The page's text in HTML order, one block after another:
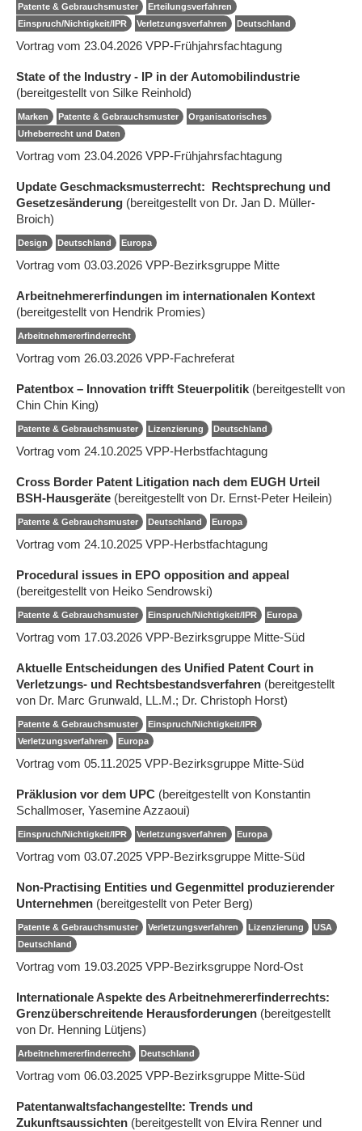
Patente & Gebrauchsmuster
Erteilungsverfahren
Einspruch/Nichtigkeit/IPR
Verletzungsverfahren Deutschland
Vortrag vom 23.04.2026 VPP-Frühjahrsfachtagung
State of the Industry - IP in der Automobilindustrie
(bereitgestellt von Silke Reinhold)
Marken Patente & Gebrauchsmuster
Organisatorisches
Urheberrecht und Daten
Vortrag vom 23.04.2026 VPP-Frühjahrsfachtagung
Update Geschmacksmusterrecht: Rechtsprechung und
Gesetzesänderung (bereitgestellt von Dr. Jan D. Müller-
Broich)
Design Deutschland Europa
Vortrag vom 03.03.2026 VPP-Bezirksgruppe Mitte
Arbeitnehmererfindungen im internationalen Kontext
(bereitgestellt von Hendrik Promies)
Arbeitnehmererfinderrecht
Vortrag vom 26.03.2026 VPP-Fachreferat
Patentbox – Innovation trifft Steuerpolitik (bereitgestellt von
Chin Chin King)
Patente & Gebrauchsmuster Lizenzierung Deutschland
Vortrag vom 24.10.2025 VPP-Herbstfachtagung
Cross Border Patent Litigation nach dem EUGH Urteil
BSH-Hausgeräte (bereitgestellt von Dr. Ernst-Peter Heilein)
Patente & Gebrauchsmuster Deutschland Europa
Vortrag vom 24.10.2025 VPP-Herbstfachtagung
Procedural issues in EPO opposition and appeal
(bereitgestellt von Heiko Sendrowski)
Patente & Gebrauchsmuster Einspruch/Nichtigkeit/IPR Europa
Vortrag vom 17.03.2026 VPP-Bezirksgruppe Mitte-Süd
Aktuelle Entscheidungen des Unified Patent Court in
Verletzungs- und Rechtsbestandsverfahren (bereitgestellt
von Dr. Marc Grunwald, LL.M.; Dr. Christoph Horst)
Patente & Gebrauchsmuster
Einspruch/Nichtigkeit/IPR
Verletzungsverfahren
Europa
Vortrag vom 05.11.2025 VPP-Bezirksgruppe Mitte-Süd
Präklusion vor dem UPC (bereitgestellt von Konstantin
Schallmoser, Yasemine Azzaoui)
Einspruch/Nichtigkeit/IPR Verletzungsverfahren Europa
Vortrag vom 03.07.2025 VPP-Bezirksgruppe Mitte-Süd
Non-Practising Entities und Gegenmittel produzierender
Unternehmen (bereitgestellt von Peter Berg)
Patente & Gebrauchsmuster Verletzungsverfahren Lizenzierung
USA
Deutschland
Vortrag vom 19.03.2025 VPP-Bezirksgruppe Nord-Ost
Internationale Aspekte des Arbeitnehmererfinderrechts:
Grenzüberschreitende Herausforderungen (bereitgestellt
von Dr. Henning Lütjens)
Arbeitnehmererfinderrecht Deutschland
Vortrag vom 06.03.2025 VPP-Bezirksgruppe Mitte-Süd
Patentanwaltsfachangestellte: Trends und
Zukunftsaussichten (bereitgestellt von Elvira Renner und